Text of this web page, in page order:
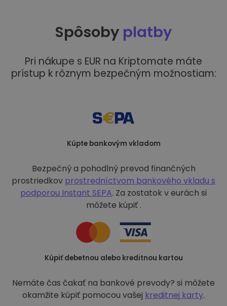
Spôsoby platby
Pri nákupe s EUR na Kriptomate máte
prístup k rôznym bezpečným možnostiam:
Kúpte bankovým vkladom
Bezpečný a pohodlný prevod finančných
prostriedkov prostredníctvom bankového vkladu s
podporou Instant SEPA. Za zostatok v eurách si
môžete kúpiť .
Kúpiť debetnou alebo kreditnou kartou
Nemáte čas čakať na bankové prevody? si môžete
okamžite kúpiť pomocou vašej kreditnej karty.